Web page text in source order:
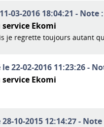
03-2016 18:04:21 - Note :
Ekomi
je regrette toujours autant
22-02-2016 11:23:26 -
Ekomi
10-2015 12:14:27 - Note